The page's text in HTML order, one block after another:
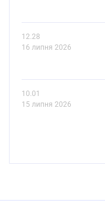
12.28
16 липня 2026
10.01
15 липня 2026